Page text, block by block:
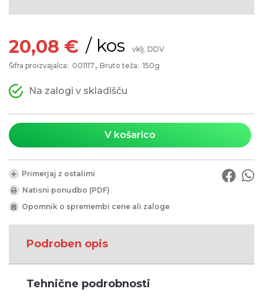
20,08 € / kos
vklj. DDV
Šifra proizvajalca: 001117 Bruto teža: 150g
Na zalogi v skladišču
V košarico
Primerjaj z ostalimi
Natisni ponudbo (PDF)
Opomnik o spremembi cene ali zaloge
Podroben opis
Tehnične podrobnosti